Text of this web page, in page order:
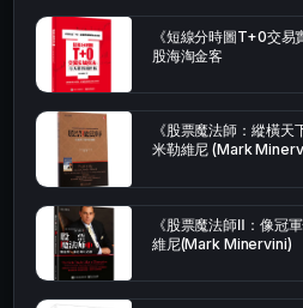
《短線分時圖T+0交易
股海淘金客
《股票魔法師：縱橫
米勒維尼 (Mark
《股票魔法師Ⅱ：像冠
維尼(Mark Minervini)